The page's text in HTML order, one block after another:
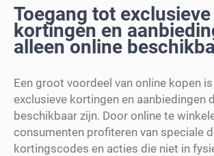
Toegang tot exclusieve
kortingen en
alleen online
Een groot voordeel van online kopen
exclusieve kortingen en aanbiedingen
beschikbaar zijn. Door online te
consumenten profiteren van speciale
kortingscodes en acties die niet in